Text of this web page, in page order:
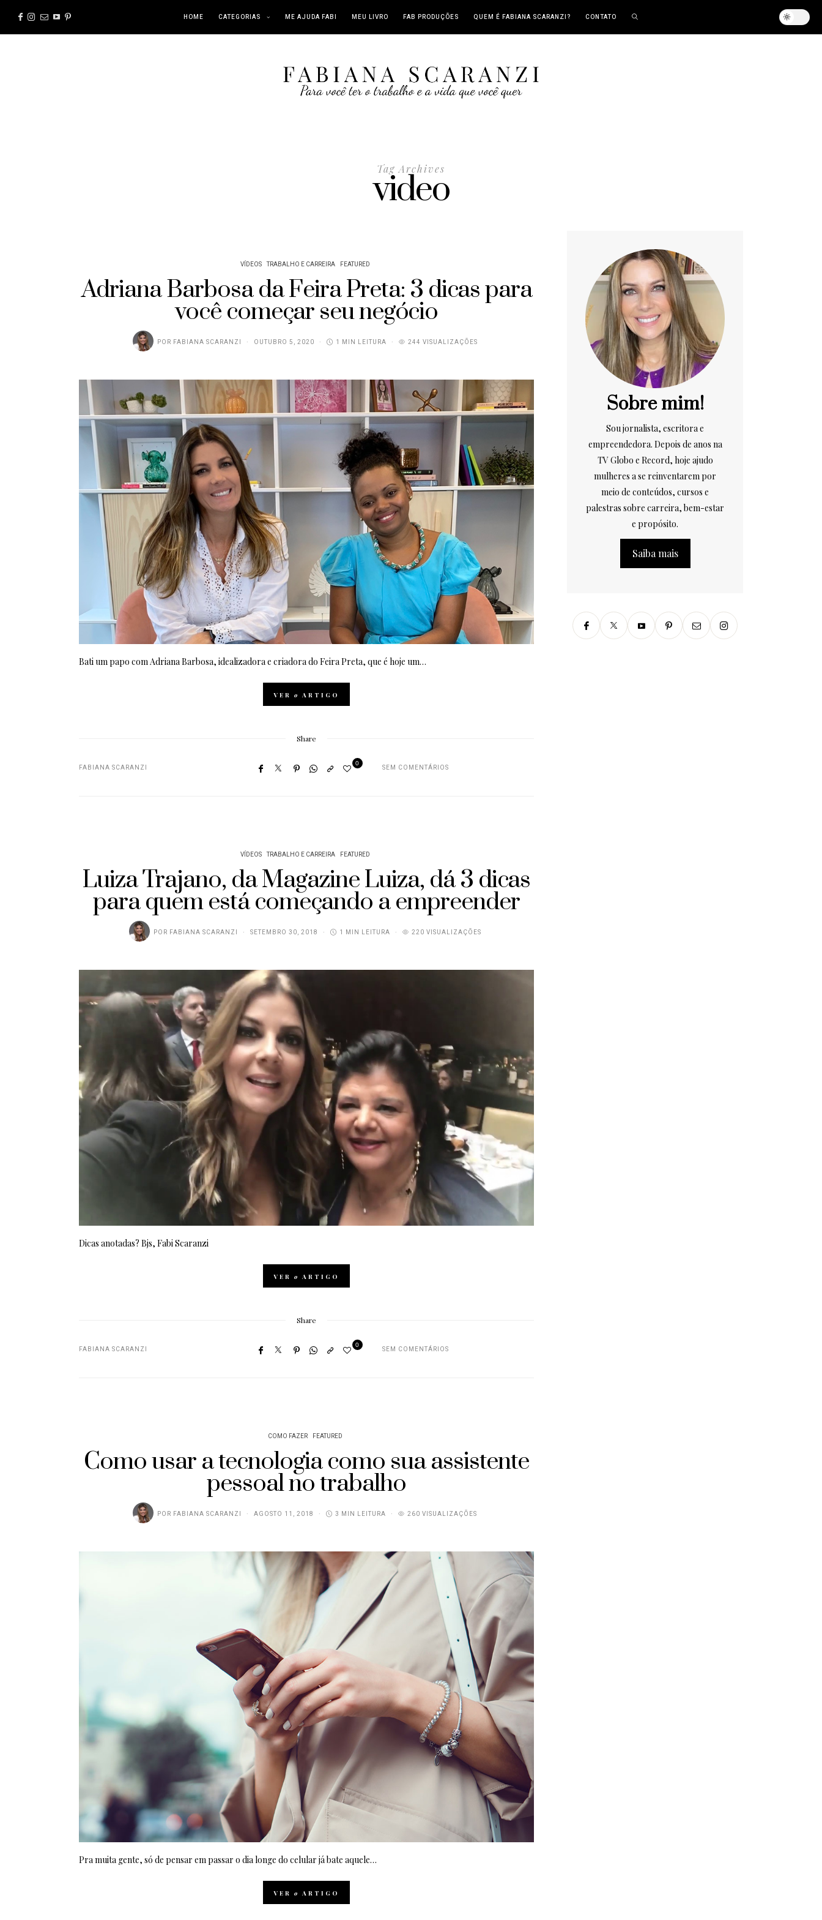
HOME CATEGORIAS ME AJUDA FABI MEU LIVRO FAB PRODUÇÕES QUEM É FABIANA SCARANZI? CONTATO
Tag Archives
video
VÍDEOS TRABALHO E CARREIRA FEATURED
Adriana Barbosa da Feira Preta: 3 dicas para
você começar seu negócio
POR FABIANA SCARANZI OUTUBRO 5, 2020 1 MIN LEITURA 244 VISUALIZAÇÕES
Bati um papo com Adriana Barbosa, idealizadora e criadora do Feira Preta, que é hoje um…
VER o ARTIGO
Share
FABIANA SCARANZI
0
SEM COMENTÁRIOS
VÍDEOS TRABALHO E CARREIRA FEATURED
Luiza Trajano, da Magazine Luiza, dá 3 dicas
para quem está começando a empreender
POR FABIANA SCARANZI SETEMBRO 30, 2018 1 MIN LEITURA 220 VISUALIZAÇÕES
Dicas anotadas? Bjs, Fabi Scaranzi
VER o ARTIGO
Share
FABIANA SCARANZI
0
SEM COMENTÁRIOS
COMO FAZER FEATURED
Como usar a tecnologia como sua assistente
pessoal no trabalho
POR FABIANA SCARANZI AGOSTO 11, 2018 3 MIN LEITURA 260 VISUALIZAÇÕES
Pra muita gente, só de pensar em passar o dia longe do celular já bate aquele…
VER o ARTIGO
Sobre mim!
Sou jornalista, escritora e
empreendedora. Depois de anos na
TV Globo e Record, hoje ajudo
mulheres a se reinventarem por
meio de conteúdos, cursos e
palestras sobre carreira, bem-estar
e propósito.
Saiba mais